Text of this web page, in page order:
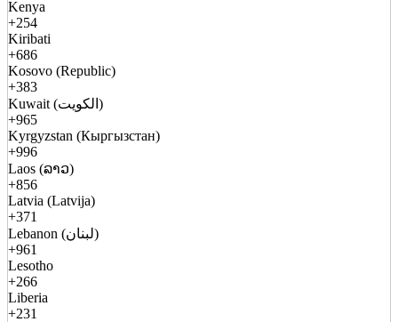
Kenya
+254
Kiribati
+686
Kosovo (Republic)
+383
Kuwait (الكويت)
+965
Kyrgyzstan (Кыргызстан)
+996
Laos (ລາວ)
+856
Latvia (Latvija)
+371
Lebanon (لبنان)
+961
Lesotho
+266
Liberia
+231